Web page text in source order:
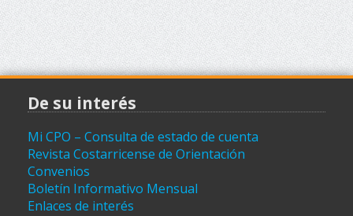
De su interés
Mi CPO – Consulta de estado de cuenta
Revista Costarricense de Orientación
Convenios
Boletín Informativo Mensual
Enlaces de interés